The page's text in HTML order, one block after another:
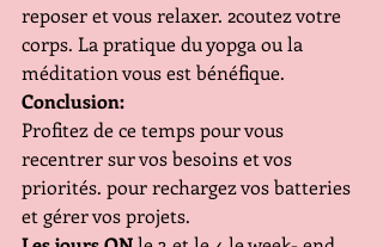
reposer et vous relaxer. 2coutez votre
corps. La pratique du yopga ou la
méditation vous est bénéfique.
Conclusion:
Profitez de ce temps pour vous
recentrer sur vos besoins et vos
priorités. pour rechargez vos batteries
et gérer vos projets.